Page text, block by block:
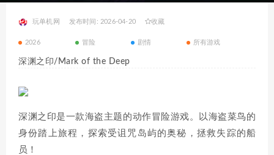
玩单机网 发布时间: 2026-04-20 收藏
2026 冒险 剧情 所有游戏
深渊之印/Mark of the Deep
深渊之印是一款海盗主题的动作冒险游戏。以海盗菜鸟的
身份踏上旅程，探索受诅咒岛屿的奥秘，拯救失踪的船
员！